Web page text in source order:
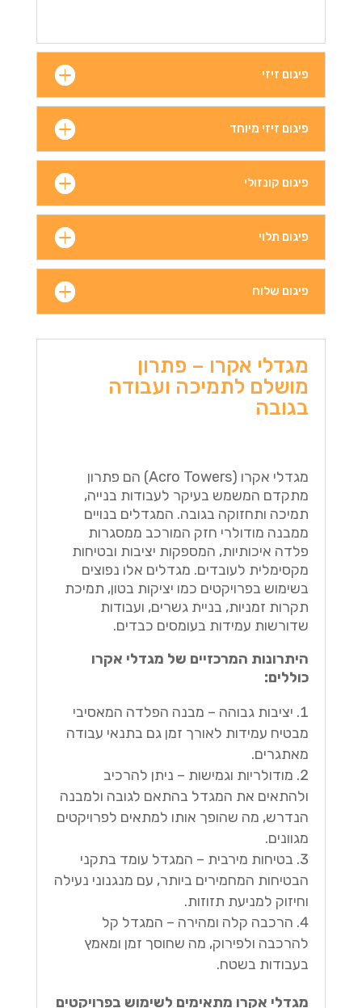
פיגום זיזי
פיגום זיזי מיוחד
פיגום קונזולי
פיגום תלוי
פיגום שלוח
מגדלי אקרו – פתרון
מושלם לתמיכה ועבודה
בגובה
מגדלי אקרו (Acro Towers) הם פתרון
מתקדם המשמש בעיקר לעבודות בנייה,
תמיכה ותחזוקה בגובה. המגדלים בנויים
ממבנה מודולרי חזק המורכב ממסגרות
פלדה איכותיות, המספקות יציבות ובטיחות
מקסימלית לעובדים. מגדלים אלו נפוצים
בשימוש בפרויקטים כמו יציקות בטון, תמיכת
תקרות זמניות, בניית גשרים, ועבודות
שדורשות עמידות בעומסים כבדים.
היתרונות המרכזיים של מגדלי אקרו
כוללים:
יציבות גבוהה – מבנה הפלדה המאסיבי
מבטיח עמידות לאורך זמן גם בתנאי עבודה
מאתגרים.
מודולריות וגמישות – ניתן להרכיב
ולהתאים את המגדל בהתאם לגובה ולמבנה
הנדרש, מה שהופך אותו למתאים לפרויקטים
מגוונים.
בטיחות מירבית – המגדל עומד בתקני
הבטיחות המחמירים ביותר, עם מנגנוני נעילה
וחיזוק למניעת תזוזות.
הרכבה קלה ומהירה – המגדל קל
להרכבה ולפירוק, מה שחוסך זמן ומאמץ
בעבודות בשטח.
מגדלי אקרו מתאימים לשימוש בפרויקטים